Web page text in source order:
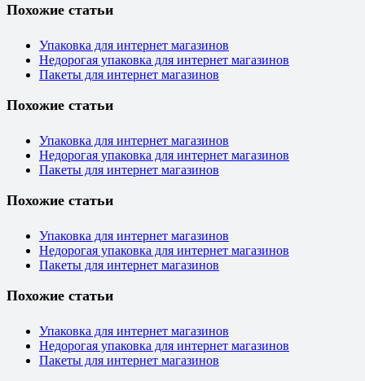
Похожие статьи
Упаковка для интернет магазинов
Недорогая упаковка для интернет магазинов
Пакеты для интернет магазинов
Похожие статьи
Упаковка для интернет магазинов
Недорогая упаковка для интернет магазинов
Пакеты для интернет магазинов
Похожие статьи
Упаковка для интернет магазинов
Недорогая упаковка для интернет магазинов
Пакеты для интернет магазинов
Похожие статьи
Упаковка для интернет магазинов
Недорогая упаковка для интернет магазинов
Пакеты для интернет магазинов